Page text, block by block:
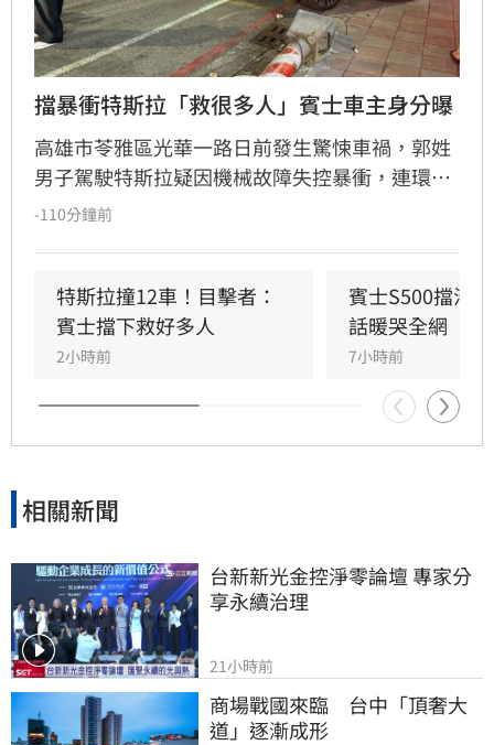
擋暴衝特斯拉「救很多人」賓士車主身分曝
高雄市苓雅區光華一路日前發生驚悚車禍，郭姓
男子駕駛特斯拉疑因機械故障失控暴衝，連環撞
擊12輛汽機車及單車，所幸僅造成3人輕傷。肇
光，竟是擁有1.4萬粉絲的網紅「超級土豆粉」，
同時也是嘉義知名甜甜圈店老闆。
-110分鐘前
特斯拉撞12車！目擊者：
賓士擋下救好多人
2小時前
賓士S500擋浩
話暖哭全網
7小時前
相關新聞
台新新光金控淨零論壇 專家分
享永續治理
21小時前
商場戰國來臨　台中「頂奢大
道」逐漸成形